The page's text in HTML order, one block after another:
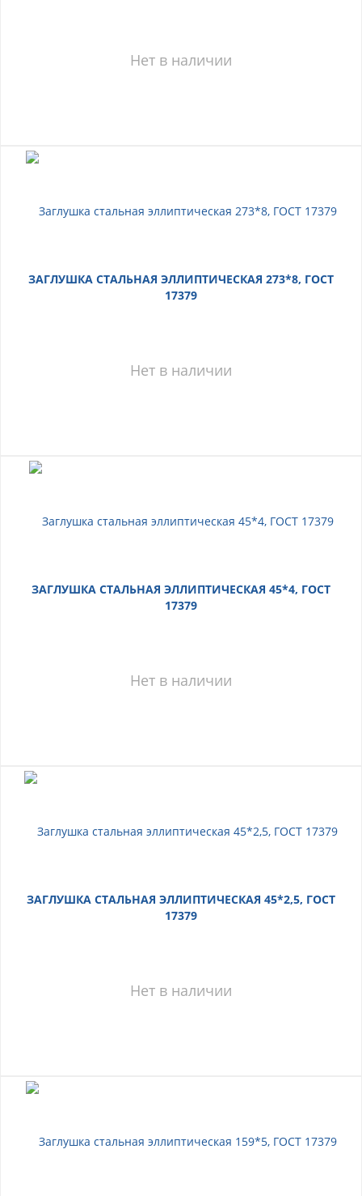
Нет в наличии
ЗАГЛУШКА СТАЛЬНАЯ ЭЛЛИПТИЧЕСКАЯ 273*8, ГОСТ
17379
Нет в наличии
ЗАГЛУШКА СТАЛЬНАЯ ЭЛЛИПТИЧЕСКАЯ 45*4, ГОСТ
17379
Нет в наличии
ЗАГЛУШКА СТАЛЬНАЯ ЭЛЛИПТИЧЕСКАЯ 45*2,5, ГОСТ
17379
Нет в наличии